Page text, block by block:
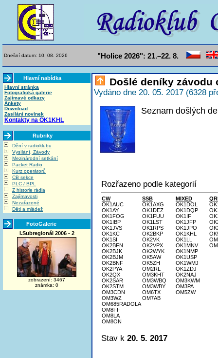
Dnešní datum: 10. 08. 2026 "Holice 2026": 21.–22. 8.
Hlavní nabídka
Hlavní stránka
Fotografická galerie
Zajímavé odkazy
Ankety
Download
Zasílání novinek
Kontakty na OK1KHL
Rubriky
Dění v radioklubu
Vysílání, Závody
Mezinárodní setkání
Packet Radio
Kurz operátorů
CB sekce
PLC / BPL
Z historie rádia
Zajímavosti
Nezařazené
Děti a mládež
FotoGalerie
I.Subregionál 2006 - 2
zobrazení: 3467
známka: 0
Došlé deníky závodu
Vydáno dne 20. 05. 2017 (6328
Seznam došlých
Rozřazeno podle kategorií
CW
OK1AUC
OK1AY
OK1FOG
OK1IBP
OK1JVS
OK1KC
OK1SI
OK2BFN
OK2BJK
OK2BJM
OK2BNF
OK2PYA
OK2QX
OK2SAR
OK2STM
OM3CDN
OM3WZ
OM685RADOLA
OM8FF
OM8LA
OM8ON
SSB
OK1AXG
OK1DEZ
OK1FUU
OK1LST
OK1RPS
OK2BKP
OK2VK
OK2VPX
OK2WYK
OK5AW
OK5ZH
OM2RL
OM3KHT
OM3WBQ
OM3WBY
OM6TX
OM7AB
MIXED
OK1DOL
OK1DQP
OK1IF
OK1JFP
OK1JPO
OK1KHL
OK1LL
OK1MNV
OK1NMP
OK1USP
OK1WMJ
OK1ZDJ
OK2NAJ
OM3KWM
OM3PA
OM5ZW
Stav k 20. 5. 2017